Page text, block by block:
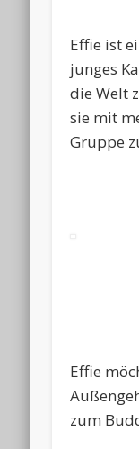
Effie ist
junges
die Welt
sie mit
Gruppe
Effie
zum